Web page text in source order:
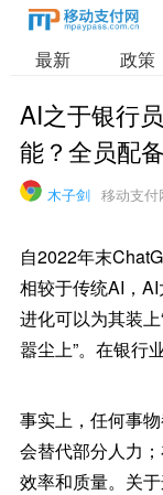
最新 政策
AI之于银行
能？全员配
木子剑 移动支付
自2022年末
相较于传统AI，
进化可以为其装
嚣尘上”。在银行
事实上，任何事
会替代部分人力
效率和质量。关